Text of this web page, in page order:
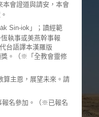
本會證道與請安，本會
Sin-iok」；讀經範
執事或美燕幹事報
台語譯本漢羅版
獎。（※「全教會靈修
算主恩，展望未來。請
報名參加。（※已報名